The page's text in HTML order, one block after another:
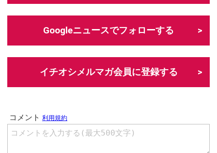
Googleニュースでフォローする
イチオシメルマガ会員に登録する